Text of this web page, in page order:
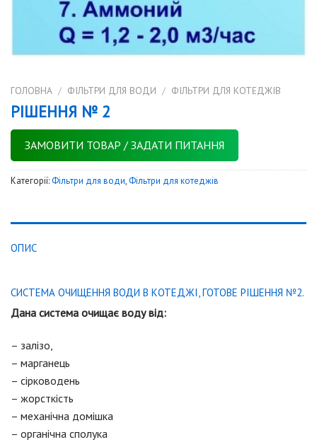
ГОЛОВНА / ФІЛЬТРИ ДЛЯ ВОДИ / ФІЛЬТРИ ДЛЯ КОТЕДЖІВ
РІШЕННЯ № 2
ЗАМОВИТИ ТОВАР / ЗАДАТИ ПИТАННЯ
Категорії: Фільтри для води, Фільтри для котеджів
ОПИС
СИСТЕМА ОЧИЩЕННЯ ВОДИ В КОТЕДЖІ, ГОТОВЕ РІШЕННЯ №2.
Дана система очищає воду від:
– залізо,
– марганець
– сірководень
– жорсткість
– механічна домішка
– органічна сполука